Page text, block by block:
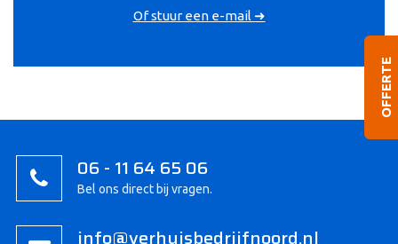
Of stuur een e-mail ➜
06 - 11 64 65 06
Bel ons direct bij vragen.
info@verhuisbedrijfnoord.nl
OFFERTE